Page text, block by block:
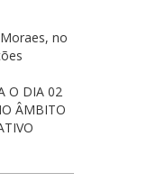
no
O DIA 02
ÂMBITO